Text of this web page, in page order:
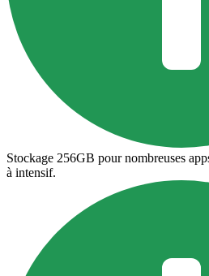
Stockage 256GB pour nombreuses
à intensif.